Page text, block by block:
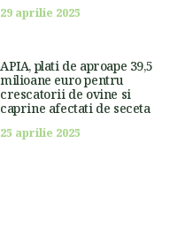
29 aprilie 2025
APIA, plati de aproape 39,5
milioane euro pentru
crescatorii de ovine si
caprine afectati de seceta
25 aprilie 2025